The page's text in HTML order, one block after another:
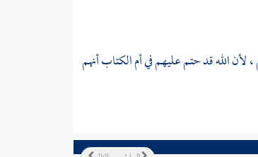
الله قد حتم عليهم في أم الكتاب أنهم